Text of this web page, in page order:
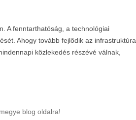
A fenntarthatóság, a technológiai
Ahogy tovább fejlődik az infrastruktúra
közlekedés részévé válnak,
blog oldalra!